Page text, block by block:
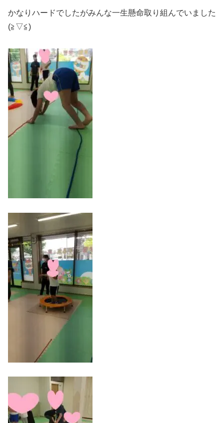
かなりハードでしたがみんな一生懸命取り組んでいました
(≧▽≦)